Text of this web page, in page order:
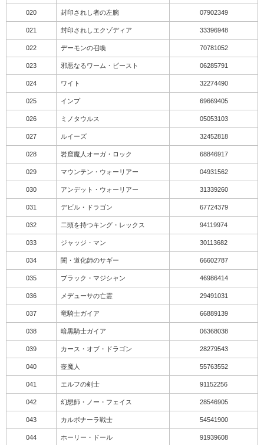
020 封印されし者の左腕 07902349
021 封印されしエクゾディア 33396948
022 デーモンの召喚 70781052
023 邪悪なるワーム・ビースト 06285791
024 ワイト 32274490
025 インプ 69669405
026 ミノタウルス 05053103
027 ルイーズ 32452818
028 岩窟魔人オーガ・ロック 68846917
029 マウンテン・ウォーリアー 04931562
030 アンデット・ウォーリアー 31339260
031 デビル・ドラゴン 67724379
032 二頭を持つキング・レックス 94119974
033 ジャッジ・マン 30113682
034 闇・道化師のサギー 66602787
035 ブラック・マジシャン 46986414
036 メデューサの亡霊 29491031
037 竜騎士ガイア 66889139
038 暗黒騎士ガイア 06368038
039 カース・オブ・ドラゴン 28279543
040 壺魔人 55763552
041 エルフの剣士 91152256
042 幻想師・ノー・フェイス 28546905
043 カルボナーラ戦士 54541900
044 ホーリー・ドール 91939608